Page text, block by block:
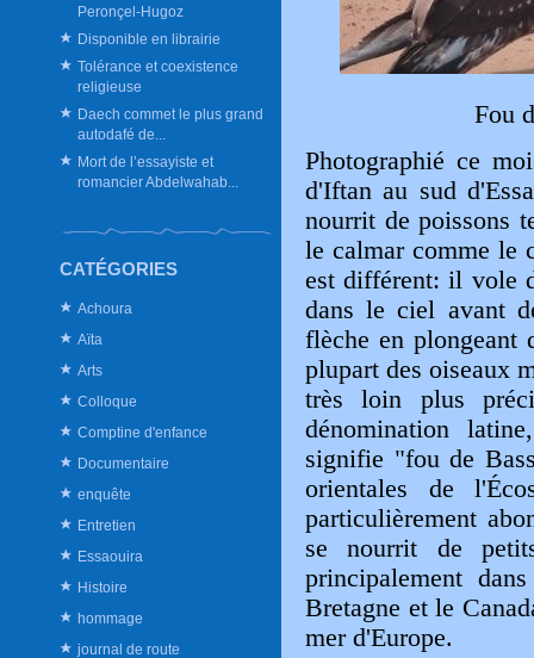
Peronçel-Hugoz
Disponible en librairie
Tolérance et coexistence
religieuse
Daech commet le plus grand
autodafé de...
Mort de l’essayiste et
romancier Abdelwahab...
CATÉGORIES
Achoura
Aïta
Arts
Colloque
Comptine d'enfance
Documentaire
enquête
Entretien
Essaouira
Histoire
hommage
journal de route
Fou
Photographié ce
d'Iftan au sud
nourrit de poissons
le calmar comme le
est différent: il vole
dans le ciel avant
flèche en plongeant
plupart des oiseaux
très loin plus
dénomination
signifie "fou de
orientales de
particulièrement
se nourrit de
principalement
Bretagne et le
mer d'Europe.